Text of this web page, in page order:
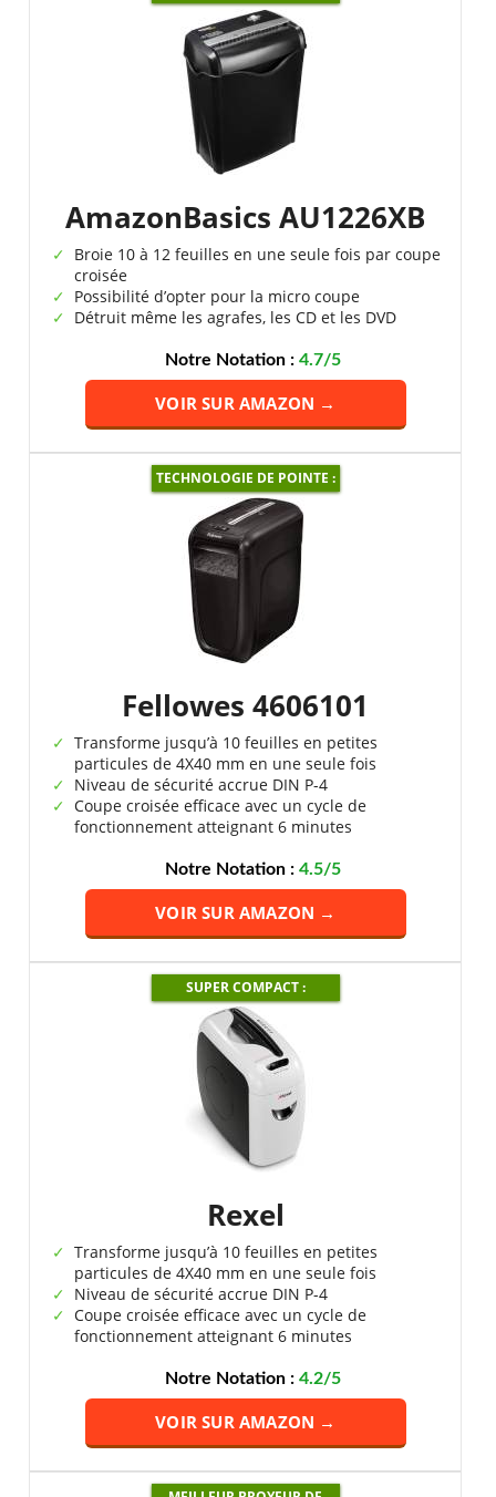
AmazonBasics AU1226XB
Broie 10 à 12 feuilles en une seule fois par coupe
croisée
Possibilité d’opter pour la micro coupe
Détruit même les agrafes, les CD et les DVD
Notre Notation :4.7/5
VOIR SUR AMAZON →
TECHNOLOGIE DE POINTE :
Fellowes 4606101
Transforme jusqu’à 10 feuilles en petites
particules de 4X40 mm en une seule fois
Niveau de sécurité accrue DIN P-4
Coupe croisée efficace avec un cycle de
fonctionnement atteignant 6 minutes
Notre Notation :4.5/5
VOIR SUR AMAZON →
SUPER COMPACT :
Rexel
Transforme jusqu’à 10 feuilles en petites
particules de 4X40 mm en une seule fois
Niveau de sécurité accrue DIN P-4
Coupe croisée efficace avec un cycle de
fonctionnement atteignant 6 minutes
Notre Notation :4.2/5
VOIR SUR AMAZON →